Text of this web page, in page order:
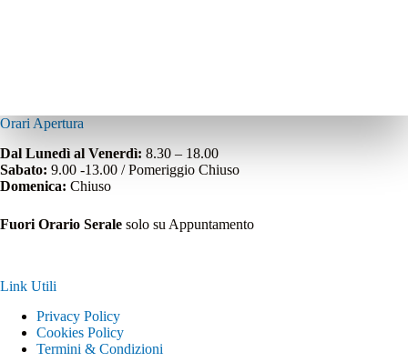
Orari Apertura
Dal Lunedì al Venerdì: 8.30 – 18.00
Sabato: 9.00 -13.00 / Pomeriggio Chiuso
Domenica: Chiuso
Fuori Orario Serale solo su Appuntamento
Link Utili
Privacy Policy
Cookies Policy
Termini & Condizioni